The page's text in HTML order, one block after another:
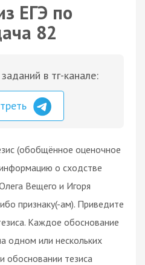
ЕГЭ по
82
в тг-канале:
(обобщённое оценочное
о сходстве
Вещего и Игоря
признаку(-ам). Приведите
Каждое обоснование
одном или нескольких
обосновании тезиса